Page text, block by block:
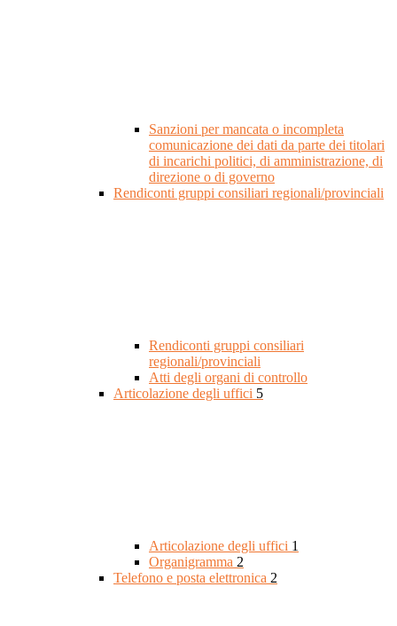
Sanzioni per mancata o incompleta
comunicazione dei dati da parte dei titolari
di incarichi politici, di amministrazione, di
direzione o di governo
Rendiconti gruppi consiliari regionali/provinciali
Rendiconti gruppi consiliari
regionali/provinciali
Atti degli organi di controllo
Articolazione degli uffici 5
Articolazione degli uffici 1
Organigramma 2
Telefono e posta elettronica 2